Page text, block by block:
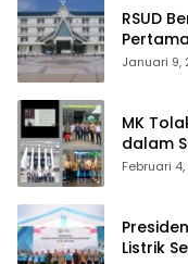
RSUD
Januari 9,
MK
dalam
Februari
Listrik